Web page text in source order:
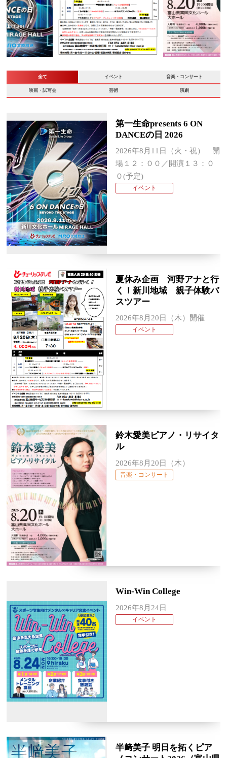
全て イベント 音楽・コンサート
映画・試写会 芸術 演劇
第⼀⽣命presents 6 ON
DANCEの⽇ 2026
2026年8月11日（火・祝） 開
場１２：００／開演１３：０
０(予定)
イベント
夏休み企画 河野アナと行
く！新川地域 親子体験バ
スツアー
2026年8月20日（木）開催
イベント
鈴木愛美ピアノ・リサイタ
ル
2026年8月20日（木）
音楽・コンサート
Win-Win College
2026年8月24日
イベント
半﨑美子 明日を拓くピア